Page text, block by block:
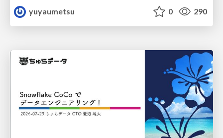
yuyaumetsu
0 290